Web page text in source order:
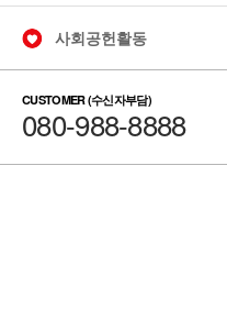
사회공헌활동
CUSTOMER (수신자부담)
080-988-8888